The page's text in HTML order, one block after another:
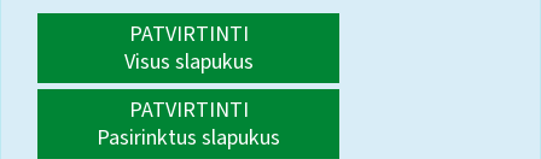
PATVIRTINTI
Visus slapukus
PATVIRTINTI
Pasirinktus slapukus